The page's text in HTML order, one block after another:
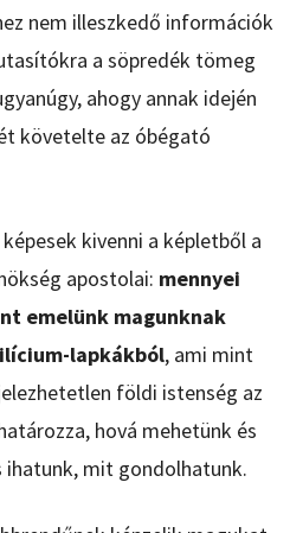
nem illeszkedő információk
a söpredék tömeg
ahogy annak idején
követelte az óbégató
kivenni a képletből a
apostolai: mennyei
emelünk magunknak
lapkákból, ami mint
földi istenség az
hová mehetünk és
ihatunk, mit gondolhatunk.